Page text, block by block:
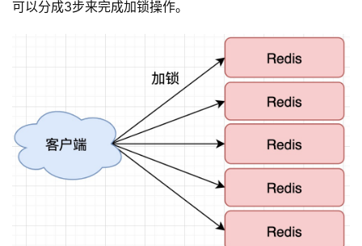
可以分成3步来完成加锁操作。